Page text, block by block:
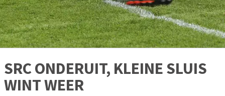
SRC ONDERUIT, KLEINE SLUIS
WINT WEER